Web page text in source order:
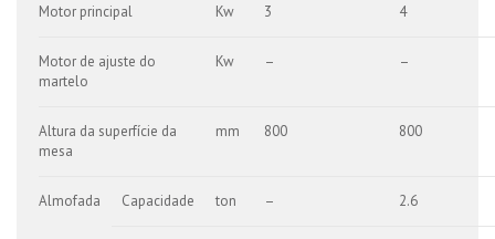
Motor principal Kw 3 4
Motor de ajuste do
martelo
Kw – –
Altura da superfície da
mesa
mm 800 800
Almofada Capacidade ton – 2.6